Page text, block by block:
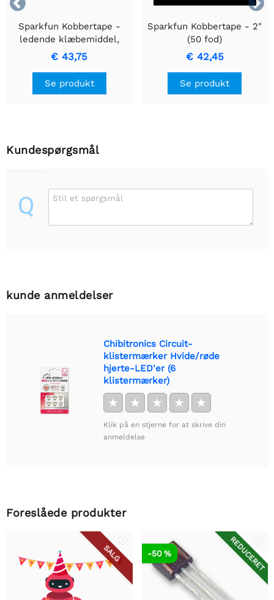
Sparkfun Kobbertape -
ledende klæbemiddel,
5cm - 15 meter
€ 43,75
Se produkt
Sparkfun Kobbertape - 2"
(50 fod)
€ 42,45
Se produkt
Kundespørgsmål
Q Stil et spørgsmål
kunde anmeldelser
Chibitronics Circuit-
klistermærker Hvide/røde
hjerte-LED'er (6
klistermærker)
★ ★ ★ ★ ★
Klik på en stjerne for at skrive din
anmeldelse
Foreslåede produkter
SALG REDUCERET
-50 %